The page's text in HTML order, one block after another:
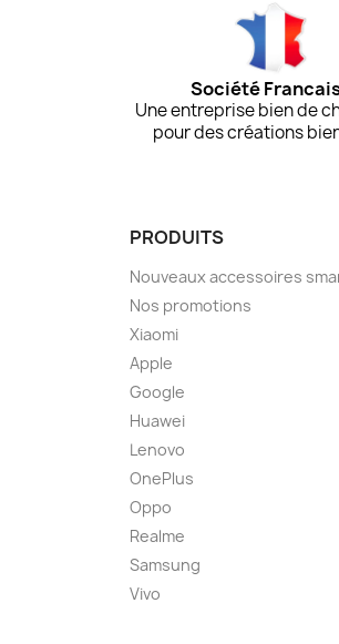
Société
Une entreprise bien de
pour des créations
PRODUITS
Nouveaux accessoires
Nos promotions
Xiaomi
Apple
Google
Huawei
Lenovo
OnePlus
Oppo
Realme
Samsung
Vivo